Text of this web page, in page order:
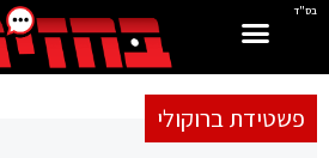
בס"ד
פשטידת ברוקולי